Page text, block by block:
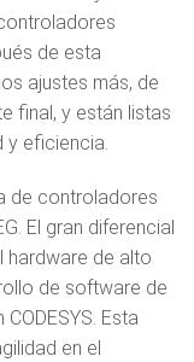
de esta
ajustes más, de
final, y están listas
y eficiencia.
de controladores
El gran diferencial
hardware de alto
de software de
Esta
en el